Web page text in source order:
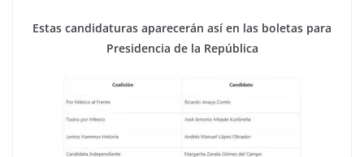
Estas candidaturas aparecerán así en las boletas para
Presidencia de la República